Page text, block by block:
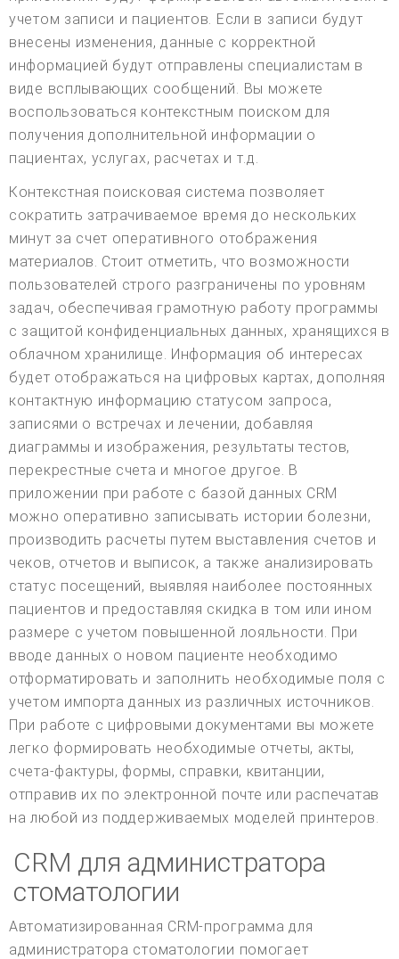
учетом записи и пациентов. Если в записи будут
внесены изменения, данные с корректной
информацией будут отправлены специалистам в
виде всплывающих сообщений. Вы можете
воспользоваться контекстным поиском для
получения дополнительной информации о
пациентах, услугах, расчетах и т.д.
Контекстная поисковая система позволяет
сократить затрачиваемое время до нескольких
минут за счет оперативного отображения
материалов. Стоит отметить, что возможности
пользователей строго разграничены по уровням
задач, обеспечивая грамотную работу программы
с защитой конфиденциальных данных, хранящихся в
облачном хранилище. Информация об интересах
будет отображаться на цифровых картах, дополняя
контактную информацию статусом запроса,
записями о встречах и лечении, добавляя
диаграммы и изображения, результаты тестов,
перекрестные счета и многое другое. В
приложении при работе с базой данных CRM
можно оперативно записывать истории болезни,
производить расчеты путем выставления счетов и
чеков, отчетов и выписок, а также анализировать
статус посещений, выявляя наиболее постоянных
пациентов и предоставляя скидка в том или ином
размере с учетом повышенной лояльности. При
вводе данных о новом пациенте необходимо
отформатировать и заполнить необходимые поля с
учетом импорта данных из различных источников.
При работе с цифровыми документами вы можете
легко формировать необходимые отчеты, акты,
счета-фактуры, формы, справки, квитанции,
отправив их по электронной почте или распечатав
на любой из поддерживаемых моделей принтеров.
CRM для администратора
стоматологии
Автоматизированная CRM-программа для
администратора стоматологии помогает